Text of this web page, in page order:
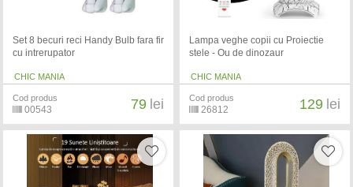
Set 8 becuri reci Handy Bulb fara fir
cu intrerupator
CHIC MANIA
Cod produs
00543 79 lei
Lampa veghe copii cu Proiectie
stele - Ou de dinozaur
CHIC MANIA
Cod produs
26812 129 lei